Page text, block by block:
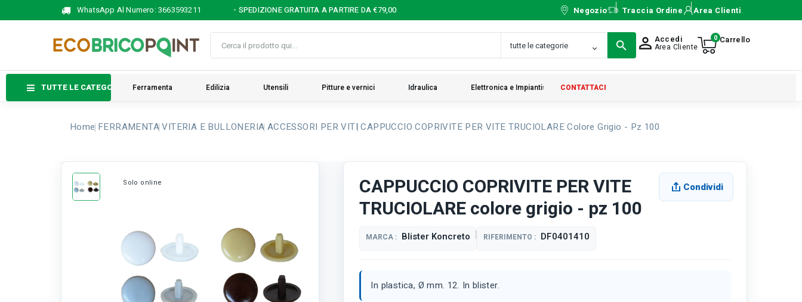
WhatsApp Al Numero:3663593211 - SPEDIZIONE GRATUITA A PARTIRE DA €79,00 Negozio Traccia Ordine Area Clienti
person_outline Accedi
Area Cliente
0
TUTTE LE CATEGORIE Ferramenta Edilizia Utensili Pitture e vernici Idraulica Elettronica e Impiantistica CONTATTACI
Home FERRAMENTA VITERIA E BULLONERIA ACCESSORI PER VITI CAPPUCCIO COPRIVITE PER VITE TRUCIOLARE Colore Grigio - Pz 100
Solo online
CAPPUCCIO COPRIVITE PER VITE
TRUCIOLARE colore grigio - pz 100
MARCA : Blister Koncreto RIFERIMENTO : DF0401410
In plastica, Ø mm. 12. In blister.
Condividi